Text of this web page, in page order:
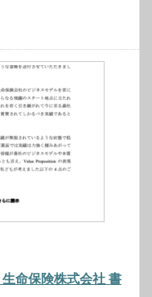
命保険株式会社 書